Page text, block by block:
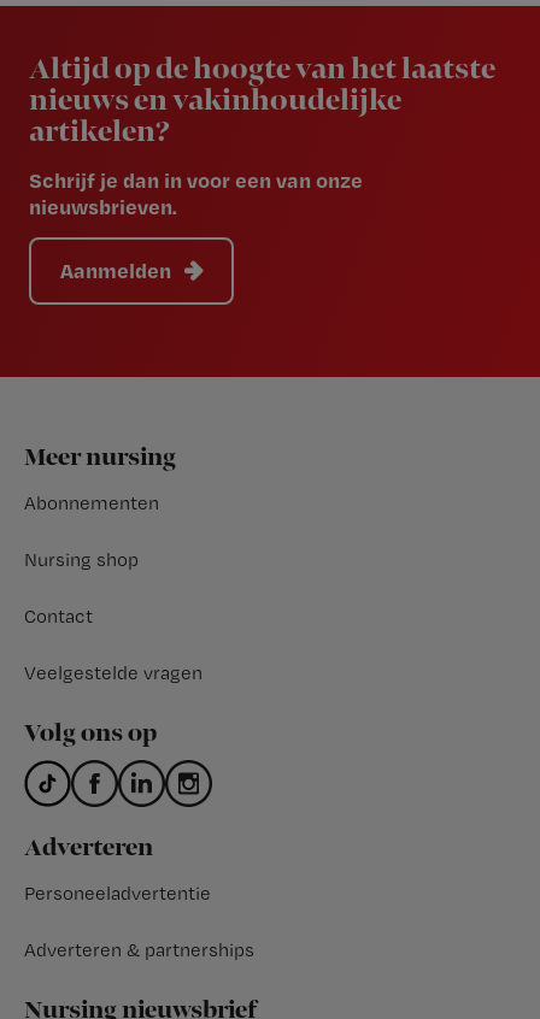
Altijd op de hoogte van het laatste
nieuws en vakinhoudelijke
artikelen?
Schrijf je dan in voor een van onze
nieuwsbrieven.
Aanmelden
Footer
Meer nursing
Abonnementen
Nursing shop
Contact
Veelgestelde vragen
Volg ons op
Adverteren
Personeeladvertentie
Adverteren & partnerships
Nursing nieuwsbrief